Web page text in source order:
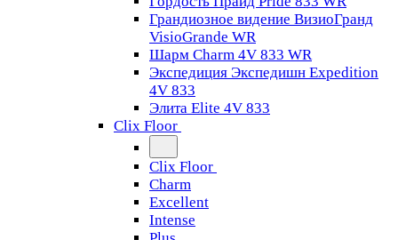
Грандиозное видение ВизиоГранд
VisioGrande WR
Шарм Charm 4V 833 WR
Экспедиция Экспедишн Expedition
4V 833
Элита Elite 4V 833
Clix Floor
Clix Floor
Charm
Excellent
Intense